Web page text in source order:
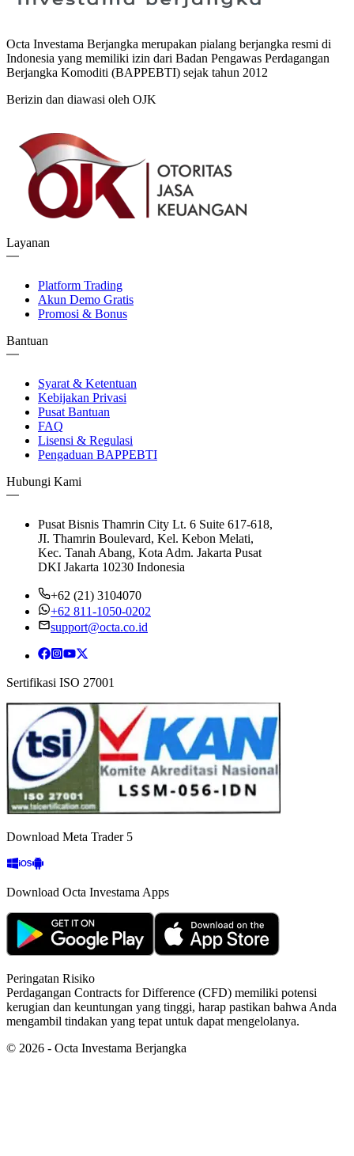
Octa Investama Berjangka merupakan pialang berjangka resmi di
Indonesia yang memiliki izin dari Badan Pengawas Perdagangan
Berjangka Komoditi (BAPPEBTI) sejak tahun 2012
Berizin dan diawasi oleh OJK
Layanan
Platform Trading
Akun Demo Gratis
Promosi & Bonus
Bantuan
Syarat & Ketentuan
Kebijakan Privasi
Pusat Bantuan
FAQ
Lisensi & Regulasi
Pengaduan BAPPEBTI
Hubungi Kami
Pusat Bisnis Thamrin City Lt. 6 Suite 617-618,
JI. Thamrin Boulevard, Kel. Kebon Melati,
Kec. Tanah Abang, Kota Adm. Jakarta Pusat
DKI Jakarta 10230 Indonesia
+62 (21) 3104070
+62 811-1050-0202
support@octa.co.id
Sertifikasi ISO 27001
Download Meta Trader 5
Download Octa Investama Apps
Peringatan Risiko
Perdagangan Contracts for Difference (CFD) memiliki potensi
kerugian dan keuntungan yang tinggi, harap pastikan bahwa Anda
mengambil tindakan yang tepat untuk dapat mengelolanya.
© 2026 - Octa Investama Berjangka